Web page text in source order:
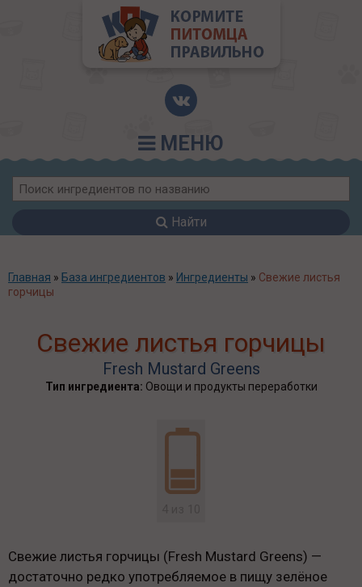
МЕНЮ
Найти
Главная » База ингредиентов » Ингредиенты » Свежие листья
горчицы
Свежие листья горчицы
Fresh Mustard Greens
Тип ингредиента: Овощи и продукты переработки
Свежие листья горчицы (Fresh Mustard Greens) —
достаточно редко употребляемое в пищу зелёное